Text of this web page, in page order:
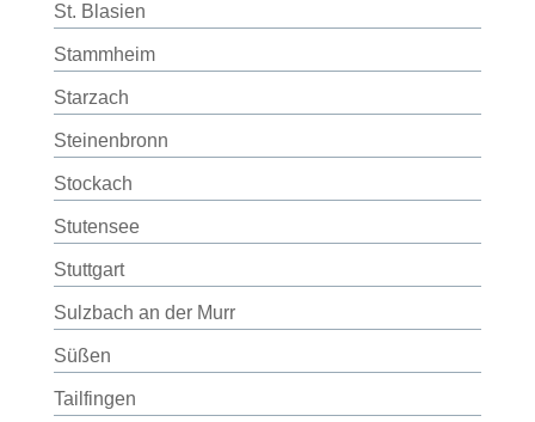
St. Blasien
Stammheim
Starzach
Steinenbronn
Stockach
Stutensee
Stuttgart
Sulzbach an der Murr
Süßen
Tailfingen